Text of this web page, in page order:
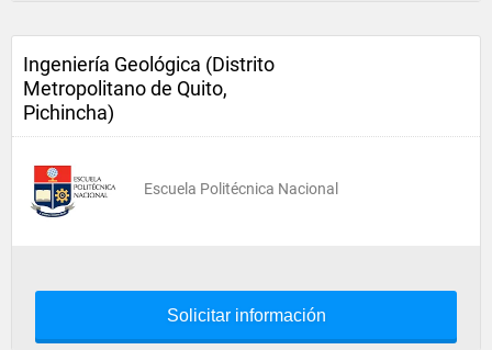
Ingeniería Geológica (Distrito
Metropolitano de Quito,
Pichincha)
Escuela Politécnica Nacional
Solicitar información